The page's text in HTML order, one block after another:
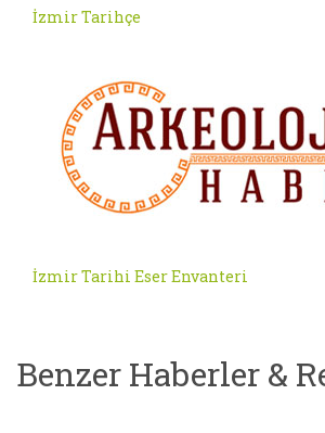
İzmir Tarihçe
İzmir Tarihi Eser Envanteri
Benzer Haberler &